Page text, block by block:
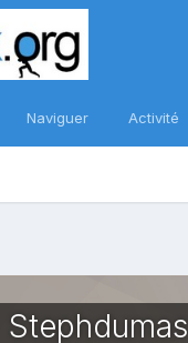
Naviguer Activité
Stephdumas